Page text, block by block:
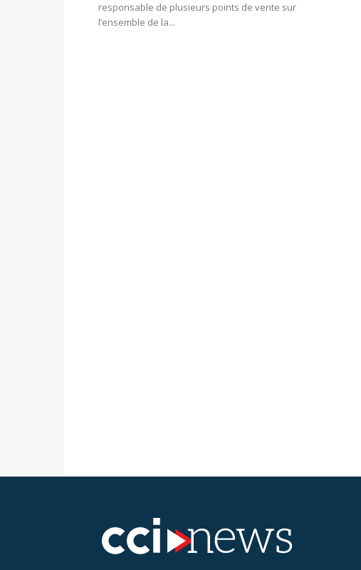
responsable de plusieurs points de vente sur
l’ensemble de la...